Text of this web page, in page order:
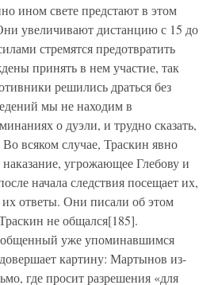
ином свете предстают в этом
увеличивают дистанцию с 15 до
стремятся предотвратить
принять в нем участие, так
решились драться без
мы не находим в
о дуэли, и трудно сказать,
всяком случае, Траскин явно
угрожающее Глебову и
начала следствия посещает их,
ответы. Они писали об этом
не общался[185].
уже упоминавшимся
картину: Мартынов из-
где просит разрешения «для